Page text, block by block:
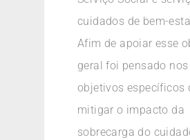
cuidados de bem-
Afim de apoiar esse
geral foi pensado nos
objetivos específicos
mitigar o impacto da
sobrecarga do